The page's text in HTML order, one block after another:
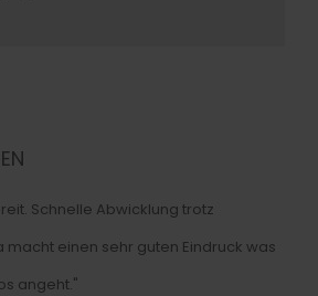
Schnelle Abwicklung trotz
einen sehr guten Eindruck was
angeht."